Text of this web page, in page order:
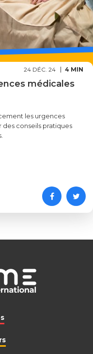
24 DÉC. 24 4 MIN
médicales
les urgences
des conseils pratiques